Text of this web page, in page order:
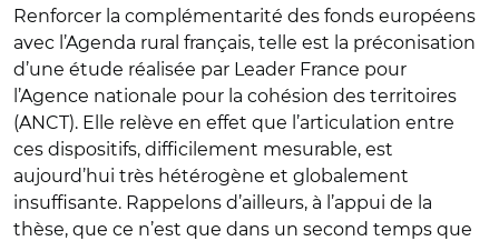
Renforcer la complémentarité des fonds européens
avec l’Agenda rural français, telle est la préconisation
d’une étude réalisée par Leader France pour
l’Agence nationale pour la cohésion des territoires
(ANCT). Elle relève en effet que l’articulation entre
ces dispositifs, difficilement mesurable, est
aujourd’hui très hétérogène et globalement
insuffisante. Rappelons d’ailleurs, à l’appui de la
thèse, que ce n’est que dans un second temps que